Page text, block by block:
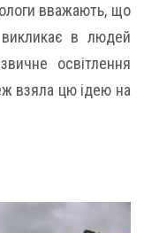
вважають, що
викликає в людей
освітлення
взяла цю ідею на